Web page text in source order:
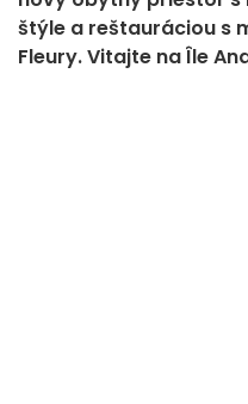
štýle a reštauráciou s
Fleury. Vitajte na Île